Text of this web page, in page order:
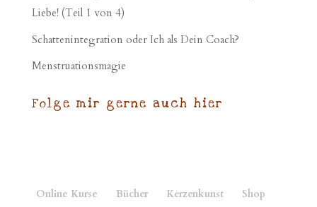
Liebe! (Teil 1 von 4)
Schattenintegration oder Ich als Dein Coach?
Menstruationsmagie
Folge mir gerne auch hier
Online Kurse Bücher Kerzenkunst Shop